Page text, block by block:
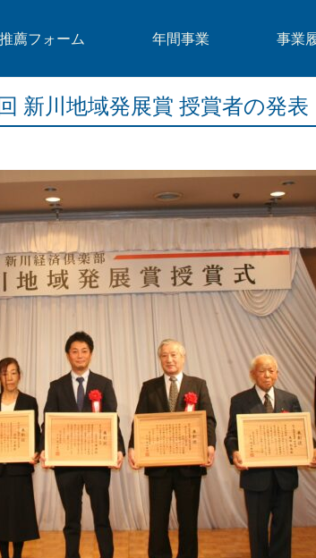
推薦フォーム 年間事業 事業
新川地域発展賞 授賞者の発表